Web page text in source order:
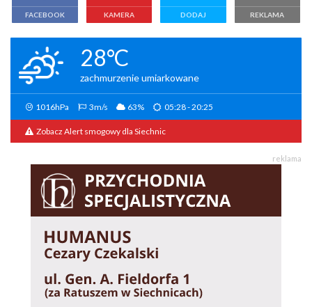
FACEBOOK KAMERA DODAJ REKLAMA
28°C
zachmurzenie umiarkowane
1016hPa 3m/s 63% 05:28 - 20:25
Zobacz Alert smogowy dla Siechnic
reklama